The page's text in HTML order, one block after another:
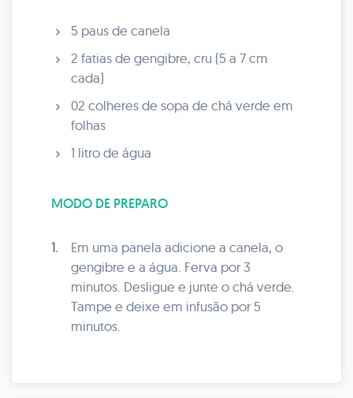
5 paus de canela
2 fatias de gengibre, cru (5 a 7 cm
cada)
02 colheres de sopa de chá verde em
folhas
1 litro de água
MODO DE PREPARO
1.
Em uma panela adicione a canela, o
gengibre e a água. Ferva por 3
minutos. Desligue e junte o chá verde.
Tampe e deixe em infusão por 5
minutos.